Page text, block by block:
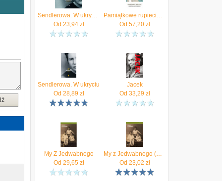
Sendlerowa. W ukryciu (Audiobook)
Od 23,94zł
Pamiątkowe rupiecie. Biografia Wisławy Szymborskiej (E-book)
Od 57,20zł
Sendlerowa. W ukryciu
Od 28,89 zł
Jacek
Od 33,29 zł
My Z Jedwabnego
Od 29,65zł
My z Jedwabnego (E-book)
Od 23,02 zł